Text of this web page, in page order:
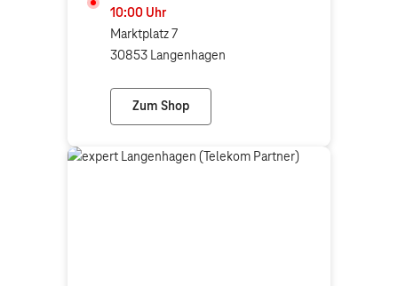
10:00 Uhr
Marktplatz 7
30853 Langenhagen
Zum Shop
Tele Shop (Telekom Partner)